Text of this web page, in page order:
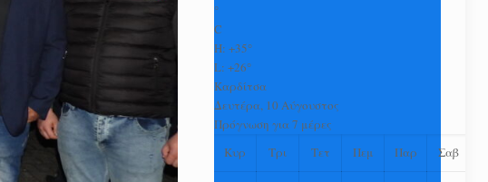
°
C
H:+35°
L:+26°
Καρδίτσα
Δευτέρα, 10 Αύγουστος
Πρόγνωση για 7 μέρες
Κυρ
Τρι Τετ Πεμ Παρ Σαβ